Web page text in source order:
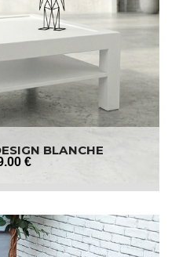
BLANCHE
.00 €